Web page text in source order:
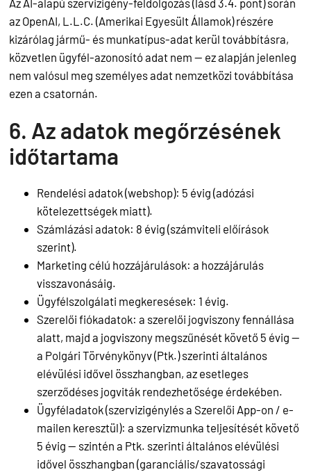
az OpenAI, L.L.C. (Amerikai Egyesült Államok) részére
kizárólag jármű- és munkatípus-adat kerül továbbításra,
közvetlen ügyfél-azonosító adat nem — ez alapján jelenleg
nem valósul meg személyes adat nemzetközi továbbítása
ezen a csatornán.
6. Az adatok megőrzésének
időtartama
Rendelési adatok (webshop): 5 évig (adózási
kötelezettségek miatt).
Számlázási adatok: 8 évig (számviteli előírások
szerint).
Marketing célú hozzájárulások: a hozzájárulás
visszavonásáig.
Ügyfélszolgálati megkeresések: 1 évig.
Szerelői fiókadatok: a szerelői jogviszony fennállása
alatt, majd a jogviszony megszűnését követő 5 évig —
a Polgári Törvénykönyv (Ptk.) szerinti általános
elévülési idővel összhangban, az esetleges
szerződéses jogviták rendezhetősége érdekében.
Ügyféladatok (szervizigénylés a Szerelői App-on / e-
mailen keresztül): a szervizmunka teljesítését követő
5 évig — szintén a Ptk. szerinti általános elévülési
idővel összhangban (garanciális/szavatossági